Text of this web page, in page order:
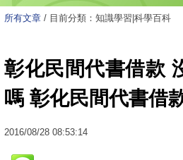
所有文章 / 目前分類：知識學習|科學百科
彰化民間代書借款
嗎 彰化民間代書借
2016/08/28 08:53:14